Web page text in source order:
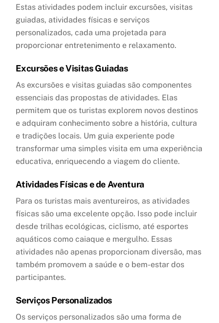
Estas atividades podem incluir excursões, visitas
guiadas, atividades físicas e serviços
personalizados, cada uma projetada para
proporcionar entretenimento e relaxamento.
Excursões e Visitas Guiadas
As excursões e visitas guiadas são componentes
essenciais das propostas de atividades. Elas
permitem que os turistas explorem novos destinos
e adquiram conhecimento sobre a história, cultura
e tradições locais. Um guia experiente pode
transformar uma simples visita em uma experiência
educativa, enriquecendo a viagem do cliente.
Atividades Físicas e de Aventura
Para os turistas mais aventureiros, as atividades
físicas são uma excelente opção. Isso pode incluir
desde trilhas ecológicas, ciclismo, até esportes
aquáticos como caiaque e mergulho. Essas
atividades não apenas proporcionam diversão, mas
também promovem a saúde e o bem-estar dos
participantes.
Serviços Personalizados
Os serviços personalizados são uma forma de